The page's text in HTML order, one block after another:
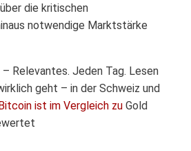
die kritischen
notwendige Marktstärke
Relevantes. Jeden Tag. Lesen
geht – in der Schweiz und
ist im Vergleich zu Gold